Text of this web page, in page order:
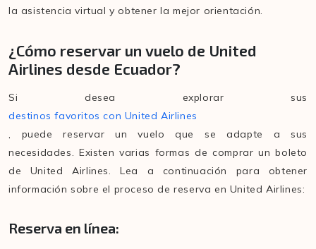
la asistencia virtual y obtener la mejor orientación.
¿Cómo reservar un vuelo de United
Airlines desde Ecuador?
Si desea explorar sus
destinos favoritos con United Airlines
, puede reservar un vuelo que se adapte a sus
necesidades. Existen varias formas de comprar un boleto
de United Airlines. Lea a continuación para obtener
información sobre el proceso de reserva en United Airlines:
Reserva en línea: